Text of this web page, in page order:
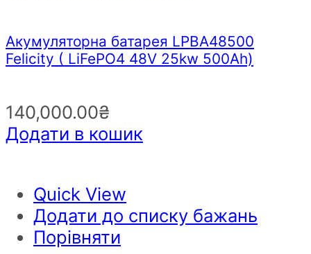
Акумуляторна батарея LPBA48500
Felicity ( LiFePO4 48V 25kw 500Аh)
140,000.00₴
Додати в кошик
Quick View
Додати до списку бажань
Порівняти